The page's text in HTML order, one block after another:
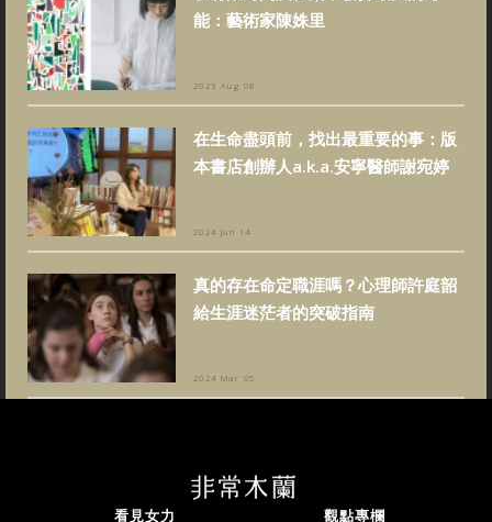
能：藝術家陳姝里
2023 Aug 08
在生命盡頭前，找出最重要的事：版
本書店創辦人a.k.a.安寧醫師謝宛婷
2024 Jun 14
真的存在命定職涯嗎？心理師許庭韶
給生涯迷茫者的突破指南
2024 Mar 05
看見女力 觀點專欄